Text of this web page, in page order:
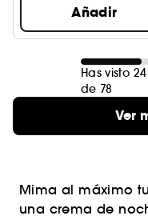
Añadir
Has visto
de 78
Ver
Mima al máximo
una crema de